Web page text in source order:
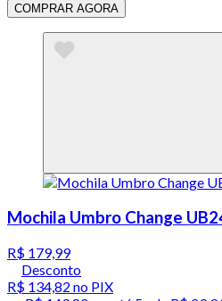
COMPRAR AGORA
Mochila Umbro Change
R$ 179,99
Desconto
R$ 134,82 no PIX